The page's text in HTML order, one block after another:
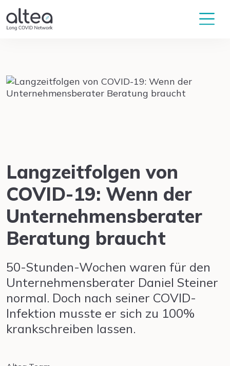
Langzeitfolgen von
COVID-19: Wenn der
Unternehmensberater
Beratung braucht
50-Stunden-Wochen waren für den
Unternehmensberater Daniel Steiner
normal. Doch nach seiner COVID-
Infektion musste er sich zu 100%
krankschreiben lassen.